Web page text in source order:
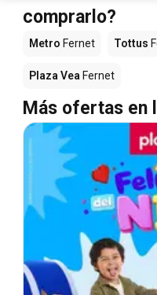
comprarlo?
Metro Fernet Tottus
Plaza Vea Fernet
Más ofertas en